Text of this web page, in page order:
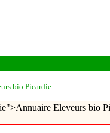
bio Picardie